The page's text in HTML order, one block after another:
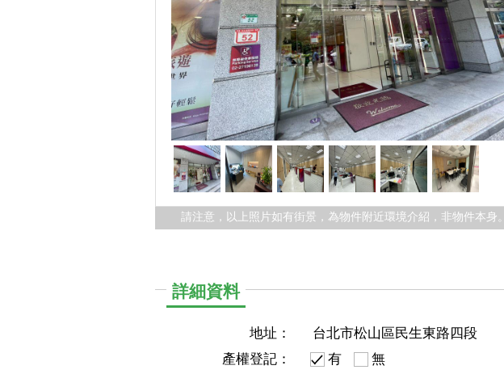
請注意，以上照片如有街景，為物件附近環境介紹，非物件本身。
詳細資料
地址：
台北市松山區民生東路四段
產權登記：
有
無